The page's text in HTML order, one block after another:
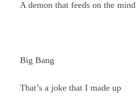
A demon that feeds on the mind
Big Bang
That’s a joke that I made up